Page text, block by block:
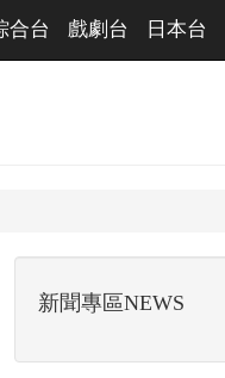
合台 戲劇台 日本台
新聞專區NEWS